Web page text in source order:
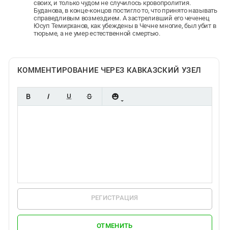
своих, и только чудом не случилось кровопролития.
Буданова, в конце-концов постигло то, что принято называть
справедливым возмездием. А застреливший его чеченец
Юсуп Темирханов, как убеждены в Чечне многие, был убит в
тюрьме, а не умер естественной смертью.
КОММЕНТИРОВАНИЕ ЧЕРЕЗ КАВКАЗСКИЙ УЗЕЛ
РЕГИСТРАЦИЯ
ОТМЕНИТЬ